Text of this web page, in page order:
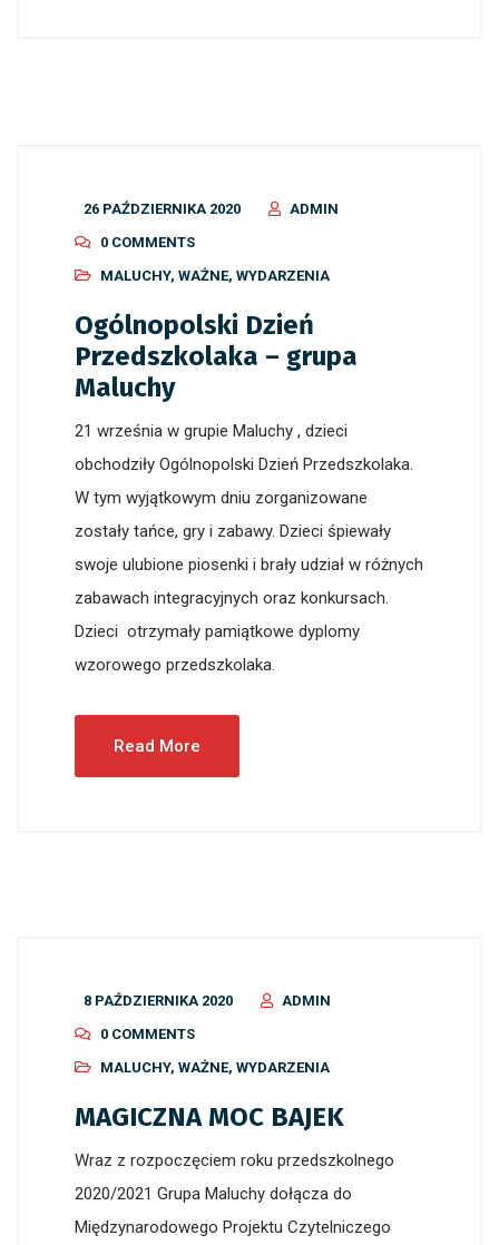
26 PAŹDZIERNIKA 2020
ADMIN
0 COMMENTS
MALUCHY, WAŻNE, WYDARZENIA
Ogólnopolski Dzień
Przedszkolaka – grupa
Maluchy
21 września w grupie Maluchy , dzieci
obchodziły Ogólnopolski Dzień Przedszkolaka.
W tym wyjątkowym dniu zorganizowane
zostały tańce, gry i zabawy. Dzieci śpiewały
swoje ulubione piosenki i brały udział w różnych
zabawach integracyjnych oraz konkursach.
Dzieci otrzymały pamiątkowe dyplomy
wzorowego przedszkolaka.
Read More
8 PAŹDZIERNIKA 2020
ADMIN
0 COMMENTS
MALUCHY, WAŻNE, WYDARZENIA
MAGICZNA MOC BAJEK
Wraz z rozpoczęciem roku przedszkolnego
2020/2021 Grupa Maluchy dołącza do
Międzynarodowego Projektu Czytelniczego